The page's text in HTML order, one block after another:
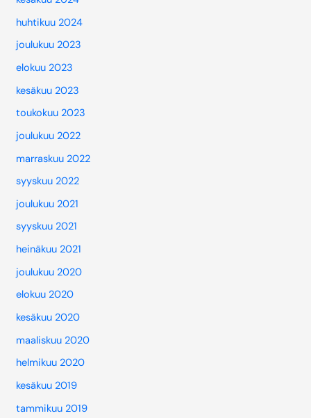
huhtikuu 2024
joulukuu 2023
elokuu 2023
kesäkuu 2023
toukokuu 2023
joulukuu 2022
marraskuu 2022
syyskuu 2022
joulukuu 2021
syyskuu 2021
heinäkuu 2021
joulukuu 2020
elokuu 2020
kesäkuu 2020
maaliskuu 2020
helmikuu 2020
kesäkuu 2019
tammikuu 2019